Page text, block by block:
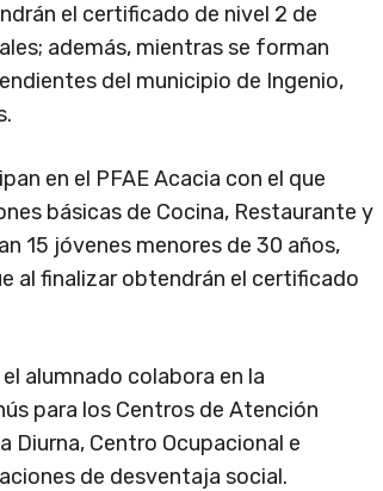
el certificado de nivel 2 de
además, mientras se forman
del municipio de Ingenio,
en el PFAE Acacia con el que
básicas de Cocina, Restaurante y
15 jóvenes menores de 30 años,
al finalizar obtendrán el certificado
alumnado colabora en la
para los Centros de Atención
Diurna, Centro Ocupacional e
de desventaja social.